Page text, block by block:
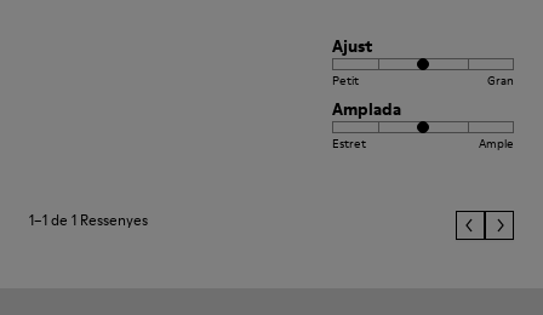
Ajust
Petit Gran
Amplada
Estret Ample
1–1 de 1 Ressenyes